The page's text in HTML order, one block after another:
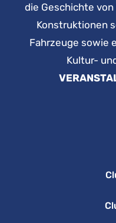
die Geschichte
Konstruktionen
Fahrzeuge sowie
Kultur-